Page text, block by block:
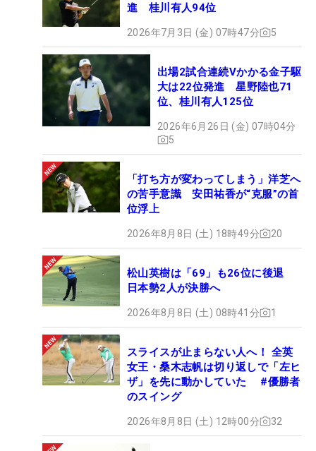
進 桂川有人94位
2026年7月3日 (金) 07時47分 5
出場2試合連続Vかかる金子駆
大は22位発進 星野陸也71
位、桂川有人125位
2026年6月26日 (金) 07時04分
5
「打ち方が変わってしまう」洋芝へ
の苦手意識 安田祐香が“克服”の首
位浮上
2026年8月8日 (土) 18時49分 20
松山英樹は「69」も26位に後退
日本勢2人が決勝へ
2026年8月8日 (土) 08時41分 1
スライスが止まらない人へ！ 全英
女王・桑木志帆は切り返しで「左ヒ
ザ」を先に動かしていた #優勝者
のスイング
2026年8月8日 (土) 12時00分 32